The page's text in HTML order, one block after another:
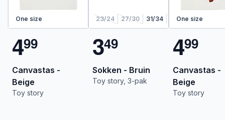
One size
499
Canvastas -
Beige
Toy story
23/24 27/30 31/34 35/38
349
Sokken - Bruin
Toy story, 3-pak
One size
499
Canvastas -
Beige
Toy story